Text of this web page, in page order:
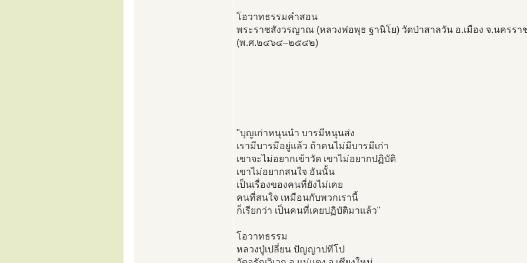
โอวาทธรรมคำสอน
พระราชสังวรญาณ (หลวงพ่อพุธ ฐานิโย) วัดป่าสาลวัน อ.เมือง จ.นครรา
(พ.ศ.๒๔๖๔–๒๕๔๒)
"บุญเก่าหนุนนำ บารมีหนุนส่ง
เรามีบารมีอยู่แล้ว ถ้าคนไม่มีบารมีเก่า
เขาจะไม่อยากเข้าวัด เขาไม่อยากปฏิบัติ
เขาไม่อยากสนใจ อันนั้น
เป็นเรื่องของคนที่ยังไม่เคย
คนที่สนใจ เหมือนกับพวกเรานี้
ก็เรียกว่า เป็นคนที่เคยปฏิบัติมาแล้ว"
โอวาทธรรม
หลวงปู่เปลี่ยน ปัญญาปทีโป